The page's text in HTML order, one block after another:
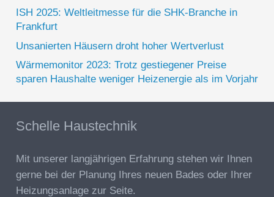
ISH 2025: Weltleitmesse für die SHK-Branche in
Frankfurt
Unsanierten Häusern droht hoher Wertverlust
Wärmemonitor 2023: Trotz gestiegener Preise
sparen Haushalte weniger Heizenergie als im Vorjahr
Schelle Haustechnik
Mit unserer langjährigen Erfahrung stehen wir Ihnen
gerne bei der Planung Ihres neuen Bades oder Ihrer
Heizungsanlage zur Seite.